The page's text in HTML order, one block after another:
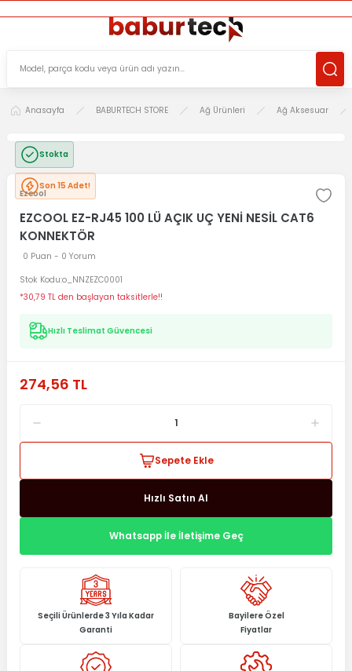
Anasayfa BABURTECH STORE Ağ Ürünleri Ağ Aksesuar
Stokta
Son 15 Adet!
Ezcool
EZCOOL EZ-RJ45 100 LÜ AÇIK UÇ YENİ NESİL CAT6
KONNEKTÖR
0 Puan - 0 Yorum
Stok Kodu o_NNZEZC0001
*30,79 TL den başlayan taksitlerle!!
Hızlı Teslimat Güvencesi
274,56 TL
Sepete Ekle
Hızlı Satın Al
Whatsapp İle İletişime Geç
Seçili Ürünlerde 3 Yıla Kadar
Garanti
Bayilere Özel
Fiyatlar